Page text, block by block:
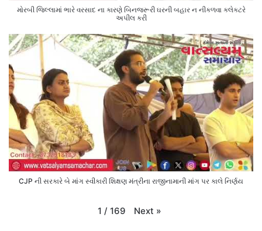
મોરબી જિલ્લામાં ભારે વરસાદ ના કારણે બિનજરૂરી ઘરની બહાર ન નીકળવા કલેક્ટરે
અપીલ કરી
CJP ની સરકારે બે માંગ સ્વીકારી શિક્ષણ મંત્રીના રાજીનામાની માંગ પર કાલે નિર્ણય
1 / 169 Next »